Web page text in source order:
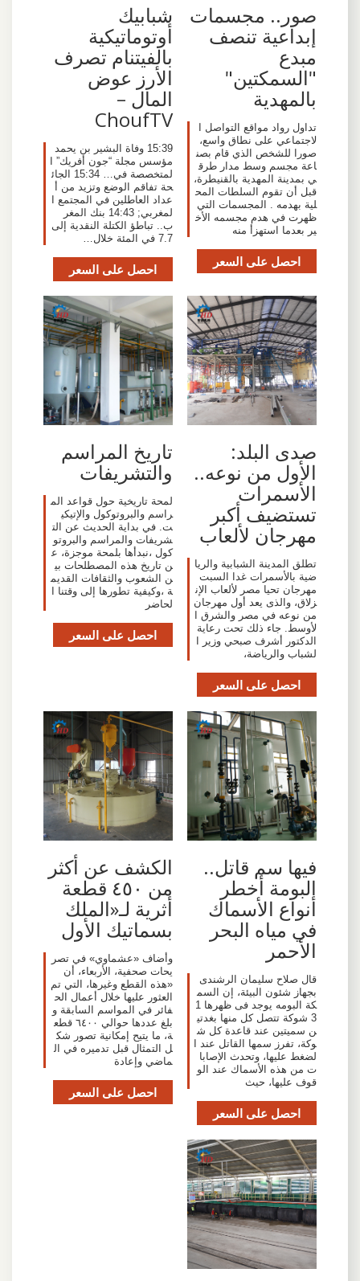
صور.. مجسمات
إبداعية تنصف
مبدع
"السمكتين"
بالمهدية
تداول رواد مواقع التواصل ا
لاجتماعي على نطاق واسع،
صورا للشخص الذي قام بصن
اعة مجسم وسط مدار طرق
ي بمدينة المهدية بالقنيطرة،
قبل أن تقوم السلطات المح
لية بهدمه . المجسمات التي
ظهرت في هدم مجسمه الأخ
ير بعدما استهزأ منه
احصل على السعر
شبابيك
أوتوماتيكية
بالفيتنام تصرف
الأرز عوض
المال –
ChoufTV
15:39 وفاة البشير بن يحمد
مؤسس مجلة “جون أفريك” ا
لمتخصصة في… 15:34 الجائ
حة تفاقم الوضع وتزيد من أ
عداد العاطلين في المجتمع ا
لمغربي; 14:43 بنك المغر
ب.. تباطؤ الكتلة النقدية إلى
7.7 في المئة خلال…
احصل على السعر
صدى البلد:
الأول من نوعه..
الأسمرات
تستضيف أكبر
مهرجان لألعاب
تطلق المدينة الشبابية والريا
ضية بالأسمرات غدا السبت
مهرجان تحيا مصر لألعاب الإن
زلاق، والذى يعد أول مهرجان
من نوعه في مصر والشرق ا
لأوسط. جاء ذلك تحت رعاية
الدكتور أشرف صبحي وزير ا
لشباب والرياضة،
احصل على السعر
تاريخ المراسم
والتشريفات
لمحة تاريخية حول قواعد الم
راسم والبروتوكول والإتيكي
ت. في بداية الحديث عن الت
شريفات والمراسم والبروتو
كول ،نبدأها بلمحة موجزة، ع
ن تاريخ هذه المصطلحات بي
ن الشعوب والثقافات القديم
ة ،وكيفية تطورها إلى وقتنا ا
لحاضر
احصل على السعر
فيها سم قاتل..
البومة أخطر
أنواع الأسماك
في مياه البحر
الأحمر
قال صلاح سليمان الرشندى
بجهاز شئون البيئة، إن السم
كة البومه يوجد فى ظهرها 1
3 شوكة تتصل كل منها بغدتي
ن سميتين عند قاعدة كل ش
وكة، تفرز سمها القاتل عند ا
لضغط عليها، وتحدث الإصابا
ت من هذه الأسماك عند الو
قوف عليها، حيث
احصل على السعر
الكشف عن أكثر
من ٤٥٠ قطعة
أثرية لـ«الملك
بسماتيك الأول
وأضاف «عشماوي» في تصر
يحات صحفية، الأربعاء، أن
«هذه القطع وغيرها، التي تم
العثور عليها خلال أعمال الح
فائر في المواسم السابقة و
بلغ عددها حوالي ٦٤٠٠ قطع
ة، ما يتيح إمكانية تصور شك
ل التمثال قبل تدميره في ال
ماضي وإعادة
احصل على السعر